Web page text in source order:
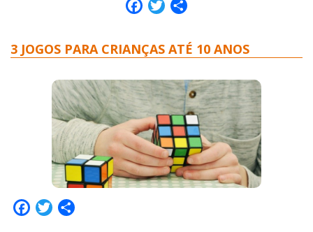
Facebook
Twitter
3 JOGOS PARA CRIANÇAS ATÉ 10 ANOS
Facebook
Twitter